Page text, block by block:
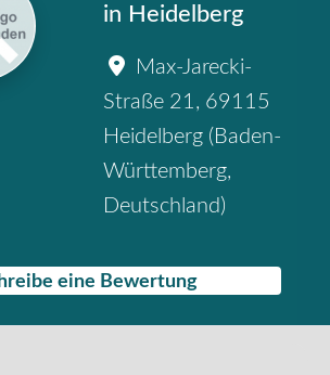
in Heidelberg
Max-Jarecki-
Straße 21, 69115
Heidelberg ( Baden-
Württemberg,
Deutschland)
eine Bewertung